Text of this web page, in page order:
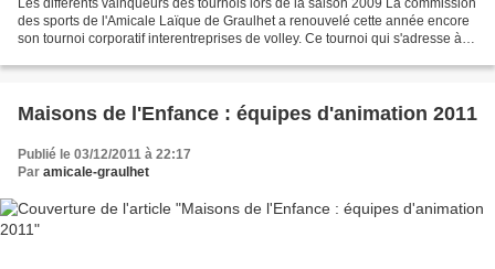
des sports de l'Amicale Laïque de Graulhet a renouvelé cette année encore
son tournoi corporatif interentreprises de volley. Ce tournoi qui s'adresse à
Maisons de l'Enfance : équipes d'animation 2011
Publié le 03/12/2011 à 22:17
Par amicale-graulhet